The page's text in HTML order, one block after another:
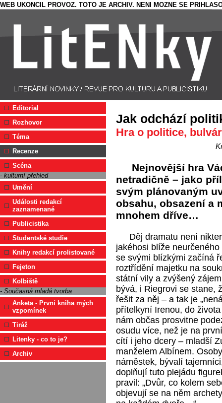
WEB UKONCIL PROVOZ. TOTO JE ARCHIV. NENI MOZNE SE
Editorial
Rozhovor
Téma
Recenze
Scéna
- kulturní přehled
Umění
Události redakcí
zaznamenané
Publicistika
Studentské studie
Knihy redakcí prolistované
Fejeton
Kolbiště
- Současná mladá tvorba
Anketa - První kniha mých
vzpomínek
Tiráž
Litenky - co to je?
Archiv
Jak odchází
Hra o politice,
Nejnovější hra
netradičně – jako
svým plánovaným
obsahu, obsazení a
mnohem dříve…
Děj dramatu není
jakéhosi blíže
se svými blízkými začíná
roztřídění majetku na
státní vily a zvýšený
bývá, i Riegrovi se stane,
řešit za něj – a tak je
přítelkyní Irenou, do
nám občas prosvitne
osudu více, než je na
cítí i jeho dcery – mladší
manželem Albínem.
náměstek, bývalí
doplňují tuto plejádu
pravil: „Dvůr, co kolem
objevují se na něm